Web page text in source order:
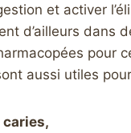
et activer
d’ailleurs dans
pour
aussi utiles